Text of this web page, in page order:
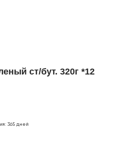
ст/бут. 320г *12
365 дней